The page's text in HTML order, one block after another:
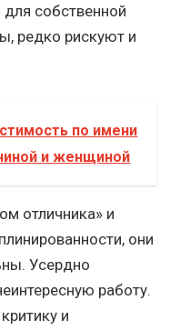
собственной
редко рискуют и
по имени
и женщиной
отличника» и
они
Усердно
работу.
и